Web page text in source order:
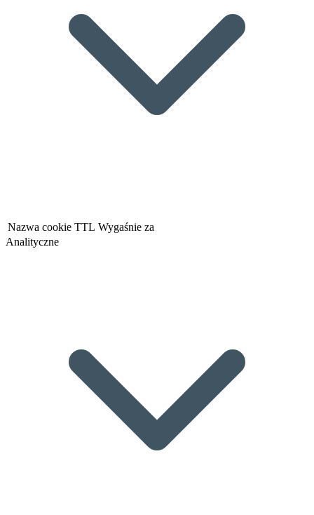
Nazwa cookie TTL Wygaśnie za
Analityczne